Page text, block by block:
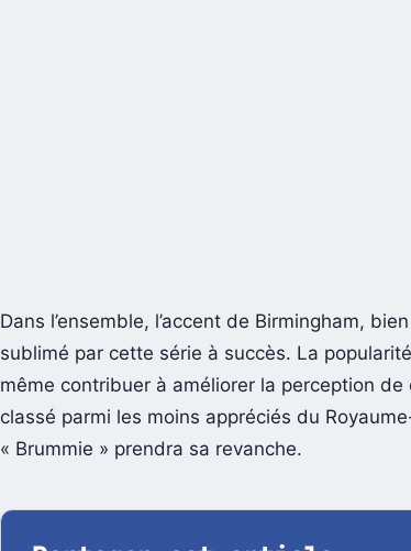
Dans l’ensemble, l’accent de Birmingham,
sublimé par cette série à succès. La
même contribuer à améliorer la perception
classé parmi les moins appréciés du